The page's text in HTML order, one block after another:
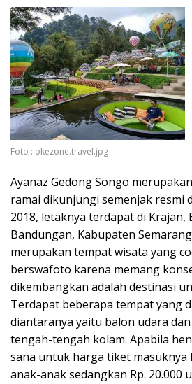
Foto : okezone.travel.jpg
Ayanaz Gedong Songo
ramai dikunjungi semenjak resmi
2018, letaknya terdapat di Krajan,
Bandungan, Kabupaten
merupakan tempat wisata yang
berswafoto karena memang
dikembangkan adalah destinasi
Terdapat beberapa tempat yang
diantaranya yaitu balon udara
tengah-tengah kolam. Apabila
sana untuk harga tiket masuknya
anak-anak sedangkan Rp. 20.000